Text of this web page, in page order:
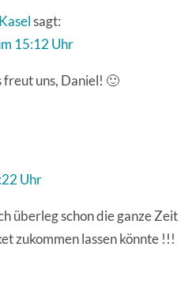
sagt:
15:12 Uhr
freut uns, Daniel! 🙂
Uhr
überleg schon die ganze Zeit
zukommen lassen könnte !!!